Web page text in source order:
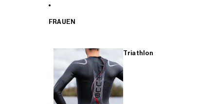
FRAUEN
Triathlon